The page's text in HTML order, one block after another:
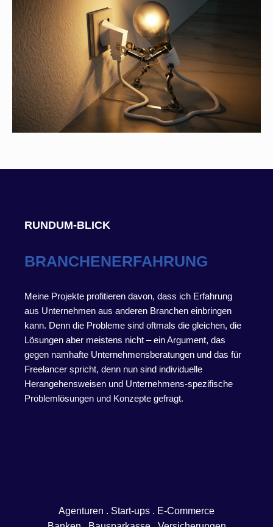
RUNDUM-BLICK
BRANCHENERFAHRUNG
Meine Projekte profitieren davon, dass ich Erfahrung
aus Unternehmen aus anderen Branchen einbringen
kann. Denn die Probleme sind oftmals die gleichen, die
Lösungen aber meistens nicht – ein Argument, das
gegen namhafte Unternehmensberatungen und das für
Freelancer spricht, denn nun sind individuelle
Herangehensweisen und Unternehmens-spezifische
Problemlösungen und Konzepte gefragt.
Agenturen . Start-ups . E-Commerce